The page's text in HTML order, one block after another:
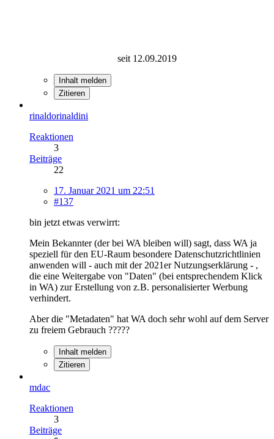
seit 12.09.2019
Inhalt melden
Zitieren
rinaldorinaldini
Reaktionen
3
Beiträge
22
17. Januar 2021 um 22:51
#137
bin jetzt etwas verwirrt:
Mein Bekannter (der bei WA bleiben will) sagt, dass WA ja
speziell für den EU-Raum besondere Datenschutzrichtlinien
anwenden will - auch mit der 2021er Nutzungserklärung - ,
die eine Weitergabe von "Daten" (bei entsprechendem Klick
in WA) zur Erstellung von z.B. personalisierter Werbung
verhindert.
Aber die "Metadaten" hat WA doch sehr wohl auf dem Server
zu freiem Gebrauch ?????
Inhalt melden
Zitieren
mdac
Reaktionen
3
Beiträge